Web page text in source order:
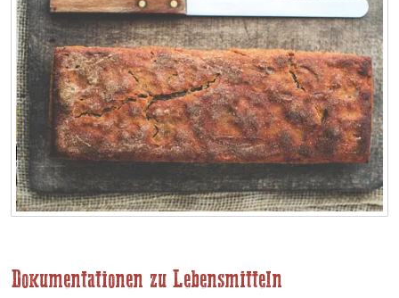
Dokumentationen zu Lebensmitteln